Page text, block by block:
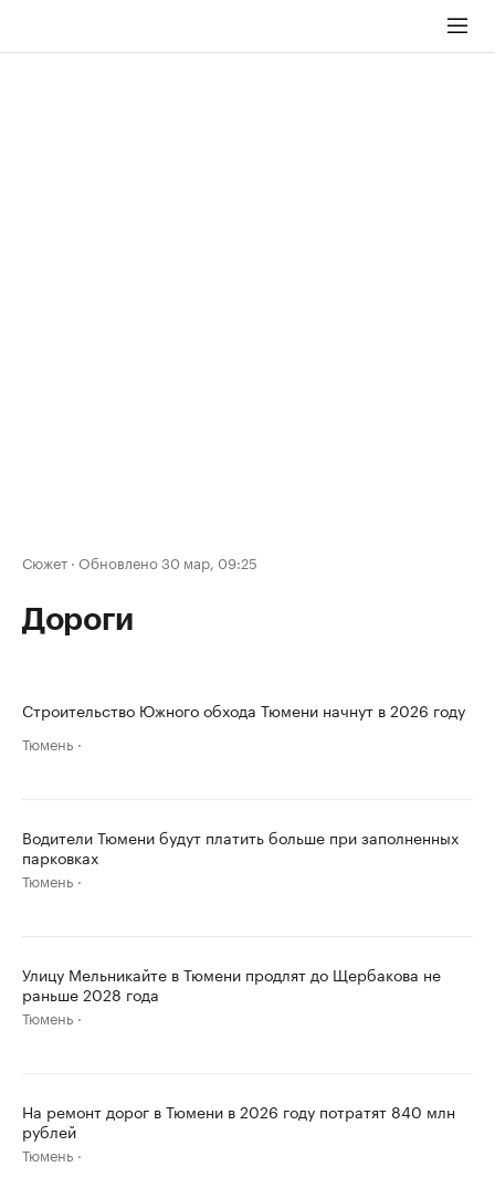
Сюжет · Обновлено 30 мар, 09:25
Дороги
Строительство Южного обхода Тюмени начнут в 2026 году
Тюмень
Водители Тюмени будут платить больше при заполненных
парковках
Тюмень
Улицу Мельникайте в Тюмени продлят до Щербакова не
раньше 2028 года
Тюмень
На ремонт дорог в Тюмени в 2026 году потратят 840 млн
рублей
Тюмень